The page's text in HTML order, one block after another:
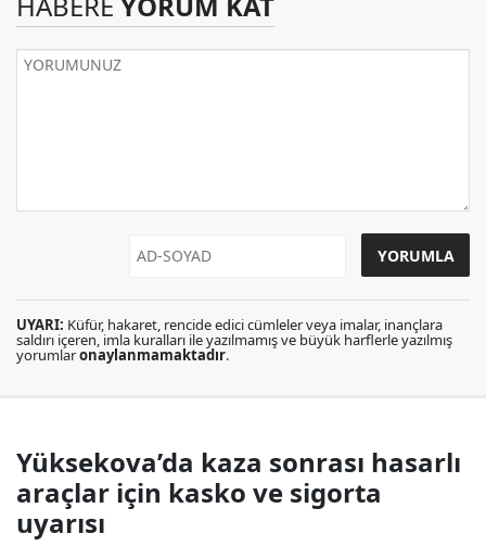
UYARI: Küfür, hakaret, rencide edici cümleler veya imalar, inançlara
saldırı içeren, imla kuralları ile yazılmamış ve büyük harflerle yazılmış
yorumlaronaylanmamaktadır.
Yüksekova’da kaza sonrası hasarlı
araçlar için kasko ve sigorta
uyarısı